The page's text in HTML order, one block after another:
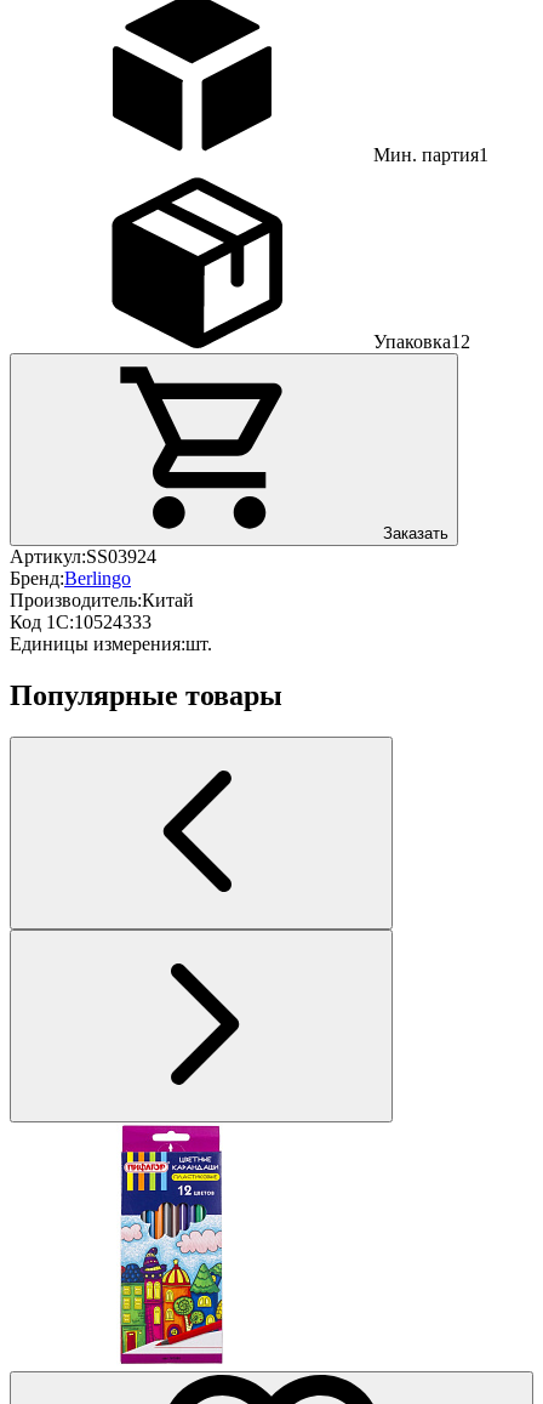
Мин. партия1
Упаковка12
Заказать
Артикул:SS03924
Бренд:Berlingo
Производитель:Китай
Код 1С:10524333
Единицы измерения:шт.
Популярные товары